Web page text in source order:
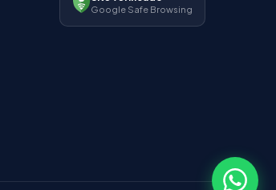
Google Safe Browsing